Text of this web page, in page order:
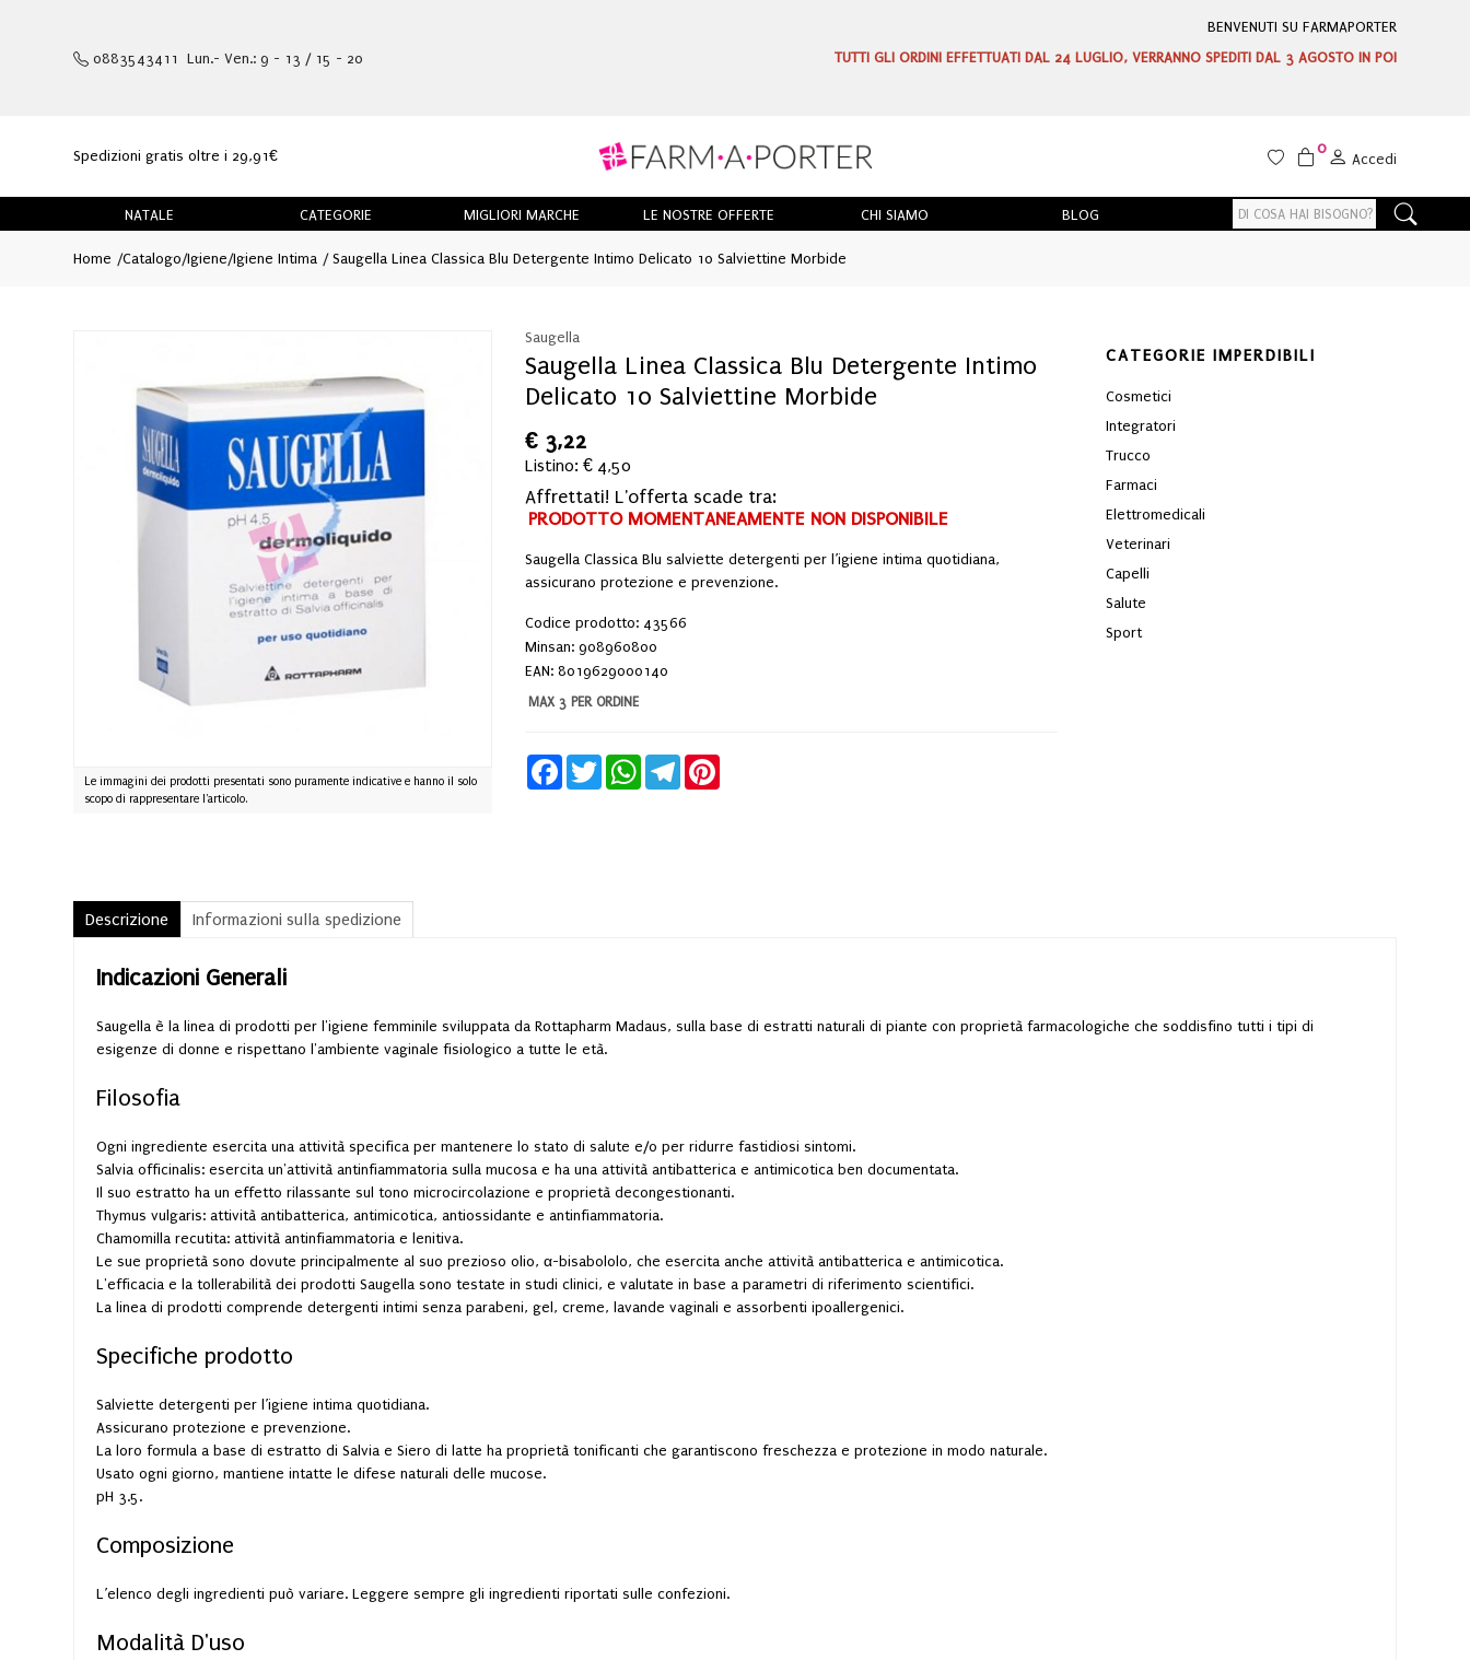
0883543411 Lun.- Ven.: 9 - 13 / 15 - 20
BENVENUTI SU FARMAPORTER
TUTTI GLI ORDINI EFFETTUATI DAL 24 LUGLIO, VERRANNO SPEDITI DAL 3 AGOSTO IN POI
Spedizioni gratis oltre i 29,91€ 0
Accedi
NATALE CATEGORIE MIGLIORI MARCHE LE NOSTRE OFFERTE CHI SIAMO BLOG
Home Catalogo/Igiene/Igiene Intima Saugella Linea Classica Blu Detergente Intimo Delicato 10 Salviettine Morbide
Le immagini dei prodotti presentati sono puramente indicative e hanno il solo
scopo di rappresentare l'articolo.
Saugella
Saugella Linea Classica Blu Detergente Intimo
Delicato 10 Salviettine Morbide
€ 3,22
Listino: € 4,50
Affrettati! L'offerta scade tra:
PRODOTTO MOMENTANEAMENTE NON DISPONIBILE
Saugella Classica Blu salviette detergenti per l’igiene intima quotidiana,
assicurano protezione e prevenzione.
Codice prodotto: 43566
Minsan:908960800
EAN: 8019629000140
MAX 3 PER ORDINE
FacebookTwitter WhatsAppTelegram
CATEGORIE IMPERDIBILI
Cosmetici
Integratori
Trucco
Farmaci
Elettromedicali
Veterinari
Capelli
Salute
Sport
Descrizione Informazioni sulla spedizione
Indicazioni Generali
Saugella è la linea di prodotti per l'igiene femminile sviluppata da Rottapharm Madaus, sulla base di estratti naturali di piante con proprietà farmacologiche che soddisfino tutti i tipi di
esigenze di donne e rispettano l'ambiente vaginale fisiologico a tutte le età.
Filosofia
Ogni ingrediente esercita una attività specifica per mantenere lo stato di salute e/o per ridurre fastidiosi sintomi.
Salvia officinalis: esercita un'attività antinfiammatoria sulla mucosa e ha una attività antibatterica e antimicotica ben documentata.
Il suo estratto ha un effetto rilassante sul tono microcircolazione e proprietà decongestionanti.
Thymus vulgaris: attività antibatterica, antimicotica, antiossidante e antinfiammatoria.
Chamomilla recutita: attività antinfiammatoria e lenitiva.
Le sue proprietà sono dovute principalmente al suo prezioso olio, α-bisabololo, che esercita anche attività antibatterica e antimicotica.
L'efficacia e la tollerabilità dei prodotti Saugella sono testate in studi clinici, e valutate in base a parametri di riferimento scientifici.
La linea di prodotti comprende detergenti intimi senza parabeni, gel, creme, lavande vaginali e assorbenti ipoallergenici.
Specifiche prodotto
Salviette detergenti per l’igiene intima quotidiana.
Assicurano protezione e prevenzione.
La loro formula a base di estratto di Salvia e Siero di latte ha proprietà tonificanti che garantiscono freschezza e protezione in modo naturale.
Usato ogni giorno, mantiene intatte le difese naturali delle mucose.
pH 3.5.
Composizione
L’elenco degli ingredienti può variare. Leggere sempre gli ingredienti riportati sulle confezioni.
Modalità D'uso